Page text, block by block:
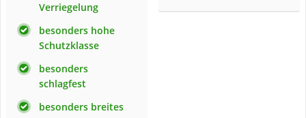
Verriegelung
besonders hohe
Schutzklasse
besonders
schlagfest
besonders breites